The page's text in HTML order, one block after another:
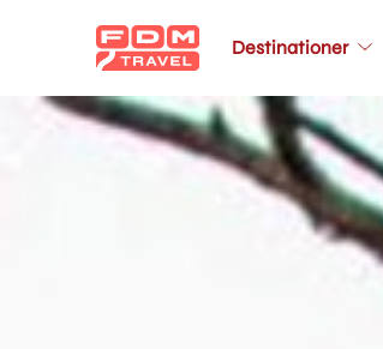
Main
Destinationer